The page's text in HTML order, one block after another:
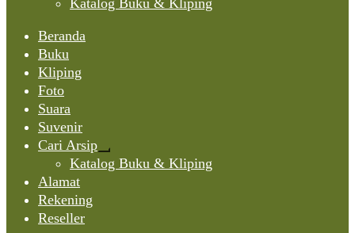
Katalog Buku & Kliping
Beranda
Buku
Kliping
Foto
Suara
Suvenir
Cari Arsip
Expand
child
Katalog Buku & Kliping
Alamat
Rekening
Reseller